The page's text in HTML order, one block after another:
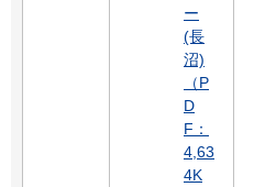
ー
(長
沼)
（P
D
F：
4,63
4K